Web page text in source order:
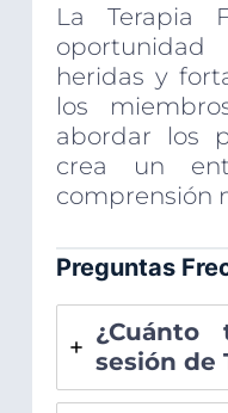
La Terapia
heridas y
los
abordar los
crea un
comprensión
Preguntas
¿Cuánto
sesión de